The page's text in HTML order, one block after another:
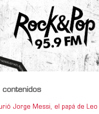
contenidos
Jorge Messi, el papá de Leo